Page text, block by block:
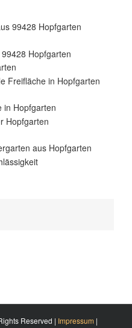
Reserved | Impressum |